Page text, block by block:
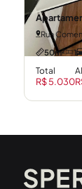
Rua
50m²
1
Total
R$ 5.030